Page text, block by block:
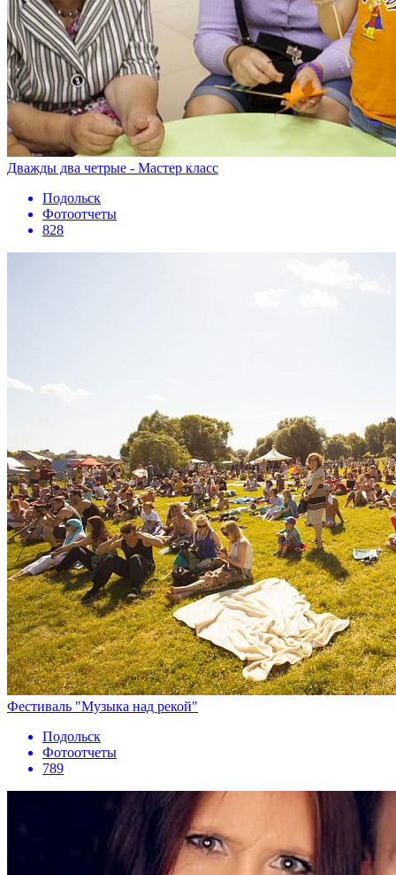
Дважды два четрые - Мастер класс
Подольск
Фотоотчеты
828
Фестиваль "Музыка над рекой"
Подольск
Фотоотчеты
789